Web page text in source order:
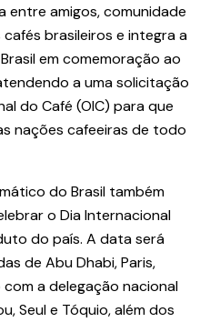
entre amigos, comunidade
brasileiros e integra a
em comemoração ao
a uma solicitação
do Café (OIC) para que
nações cafeeiras de todo
do Brasil também
o Dia Internacional
do país. A data será
de Abu Dhabi, Paris,
a delegação nacional
Seul e Tóquio, além dos